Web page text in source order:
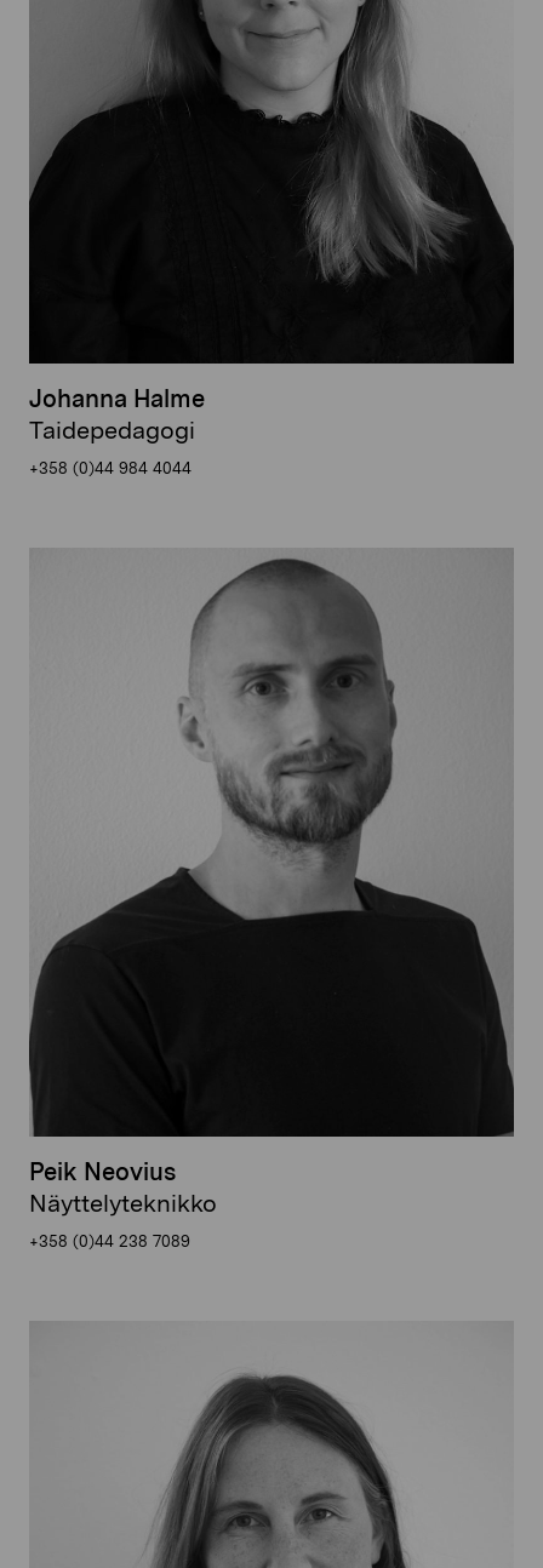
Johanna Halme
Taidepedagogi
+358 (0)44 984 4044
Peik Neovius
Näyttelyteknikko
+358 (0)44 238 7089